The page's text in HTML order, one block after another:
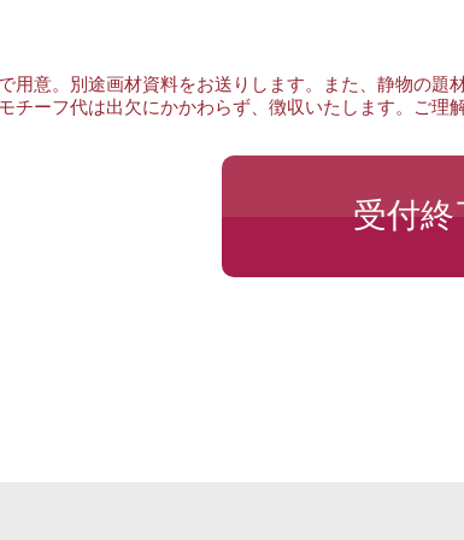
用意。別途画材資料をお送りします。また、静物の題
チーフ代は出欠にかかわらず、徴収いたします。ご理
受付終